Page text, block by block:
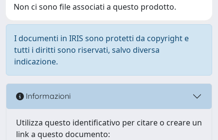
Non ci sono file associati a questo prodotto.
I documenti in IRIS sono protetti da copyright e
tutti i diritti sono riservati, salvo diversa
indicazione.
Informazioni
Utilizza questo identificativo per citare o creare un
link a questo documento: